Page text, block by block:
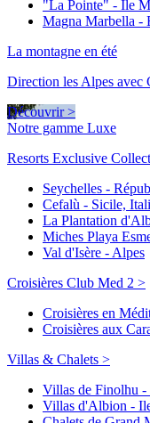
"La Pointe" - Ile
Magna Marbella -
La montagne en été
Direction les Alpes avec
Découvrir >
Notre gamme Luxe
Resorts Exclusive
Seychelles -
Cefalù - Sicile,
La Plantation
Miches Playa
Val d'Isère - Alpes
Croisières Club Med 2 >
Croisières en
Croisières aux
Villas & Chalets >
Villas de Finolhu -
Villas d'Albion -